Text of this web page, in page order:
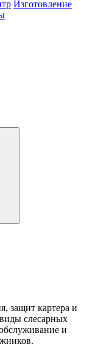
Изготовление
защит картера и
слесарных
и